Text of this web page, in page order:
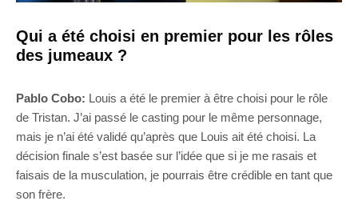
Qui a été choisi en premier pour les rôles
des jumeaux ?
Pablo Cobo: Louis a été le premier à être choisi pour le rôle
de Tristan. J’ai passé le casting pour le même personnage,
mais je n’ai été validé qu’après que Louis ait été choisi. La
décision finale s’est basée sur l’idée que si je me rasais et
faisais de la musculation, je pourrais être crédible en tant que
son frère.